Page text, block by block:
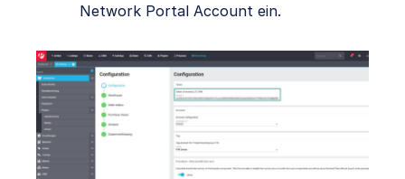
Network Portal Account ein.